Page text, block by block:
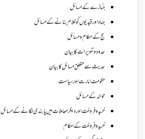
جنازے کےمسائل
جہاد اور قیدیوں کو غلام بنانے کے مسائل
حج کے احکام ومسائل
حدود و تعزیرات کا بیان
حدیث سے متعلق مسائل کا بیان
حکومت امارت اور سیاست
حوالہ کے مسائل
خرید و فروخت اور دیگر معاملات میں پابندی لگانے کے مسائل
خرید و فروخت کے احکام